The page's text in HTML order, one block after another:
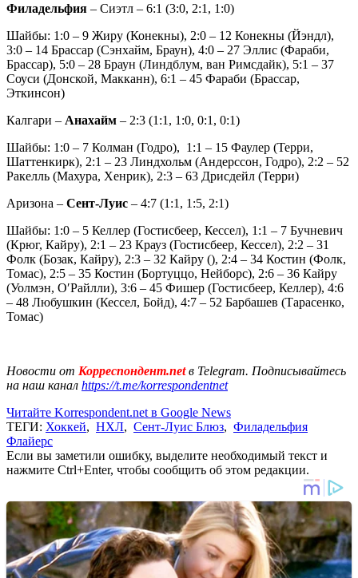
Филадельфия – Сиэтл – 6:1 (3:0, 2:1, 1:0)
Шайбы: 1:0 – 9 Жиру (Конекны), 2:0 – 12 Конекны (Йэндл),
3:0 – 14 Брассар (Сэнхайм, Браун), 4:0 – 27 Эллис (Фараби,
Брассар), 5:0 – 28 Браун (Линдблум, ван Римсдайк), 5:1 – 37
Соуси (Донской, Макканн), 6:1 – 45 Фараби (Брассар,
Эткинсон)
Калгари – Анахайм – 2:3 (1:1, 1:0, 0:1, 0:1)
Шайбы: 1:0 – 7 Колман (Годро), 1:1 – 15 Фаулер (Терри,
Шаттенкирк), 2:1 – 23 Линдхольм (Андерссон, Годро), 2:2 – 52
Ракелль (Махура, Хенрик), 2:3 – 63 Дрисдейл (Терри)
Аризона – Сент-Луис – 4:7 (1:1, 1:5, 2:1)
Шайбы: 1:0 – 5 Келлер (Гостисбеер, Кессел), 1:1 – 7 Бучневич
(Крюг, Кайру), 2:1 – 23 Крауз (Гостисбеер, Кессел), 2:2 – 31
Фолк (Бозак, Кайру), 2:3 – 32 Кайру (), 2:4 – 34 Костин (Фолк,
Томас), 2:5 – 35 Костин (Бортуццо, Нейборс), 2:6 – 36 Кайру
(Уолмэн, О′Райлли), 3:6 – 45 Фишер (Гостисбеер, Келлер), 4:6
– 48 Любушкин (Кессел, Бойд), 4:7 – 52 Барбашев (Тарасенко,
Томас)
Новости от Корреспондент.netв Telegram. Подписывайтесь
на наш канал https://t.me/korrespondentnet
Читайте Korrespondent.net в Google News
ТЕГИ: Хоккей, НХЛ, Сент-Луис Блюз, Филадельфия
Флайерс
Если вы заметили ошибку, выделите необходимый текст и
нажмите Ctrl+Enter, чтобы сообщить об этом редакции.